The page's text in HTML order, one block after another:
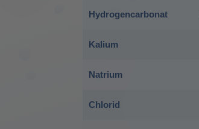
Hydrogencarbonat
Kalium
Natrium
Chlorid